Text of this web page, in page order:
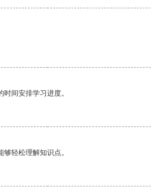
间安排学习进度。
轻松理解知识点。